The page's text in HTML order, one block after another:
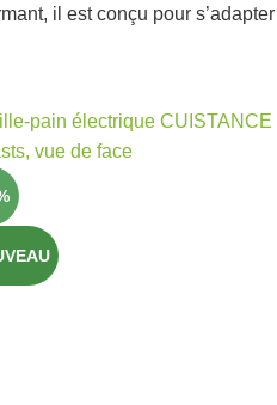
il est conçu pour